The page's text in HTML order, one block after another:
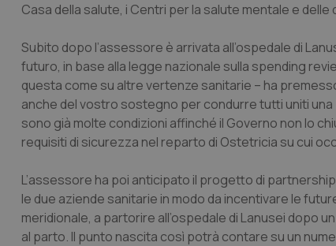
Casa della salute, i Centri per la salute mentale e delle
Subito dopo l’assessore è arrivata all’ospedale di
futuro, in base alla legge nazionale sulla spending
questa come su altre vertenze sanitarie – ha
anche del vostro sostegno per condurre tutti uniti
sono già molte condizioni affinché il Governo non lo
requisiti di sicurezza nel reparto di Ostetricia su cui
L’assessore ha poi anticipato il progetto di
le due aziende sanitarie in modo da incentivare le
meridionale, a partorire all’ospedale di Lanusei dopo
al parto. Il punto nascita così potrà contare su un